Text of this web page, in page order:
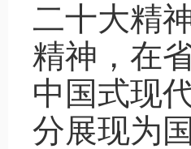
二十大精
精神，在
中国式现
分展现为